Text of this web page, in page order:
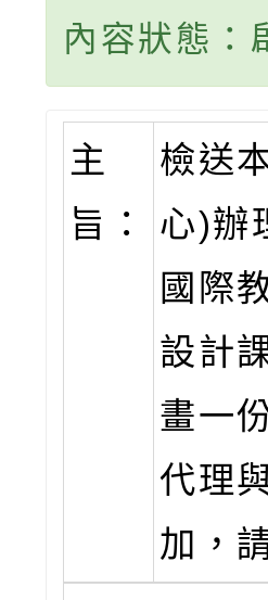
內容狀態：
主
旨：
檢送
心)辦
國際
設計
畫一
代理
加，